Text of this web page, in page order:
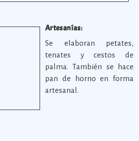
Artesanías:
Se elaboran petates,
tenates y cestos de
palma. También se hace
pan de horno en forma
artesanal.